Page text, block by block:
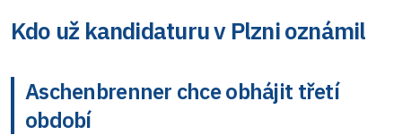
Kdo už kandidaturu v Plzni oznámil
Aschenbrenner chce obhájit třetí
období